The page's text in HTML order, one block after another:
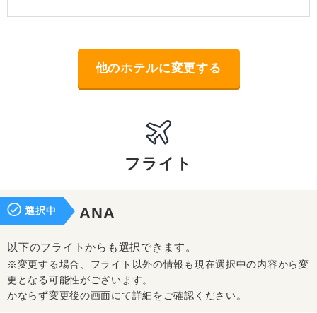
他のホテルに変更する
フライト
選択中 ANA
以下のフライトからも選択できます。
※変更する場合、フライト以外の情報も現在選択中の内容から変
更となる可能性がございます。
かならず変更後の画面にて詳細をご確認ください。